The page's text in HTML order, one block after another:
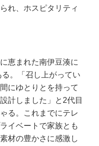
れ、ホスピタリティ
恵まれた南伊豆湊に
。「召し上がってい
にゆとりとを持って
計しました」と2代目
る。これまでにテレ
イベートで家族とも
材の豊かさに感激し